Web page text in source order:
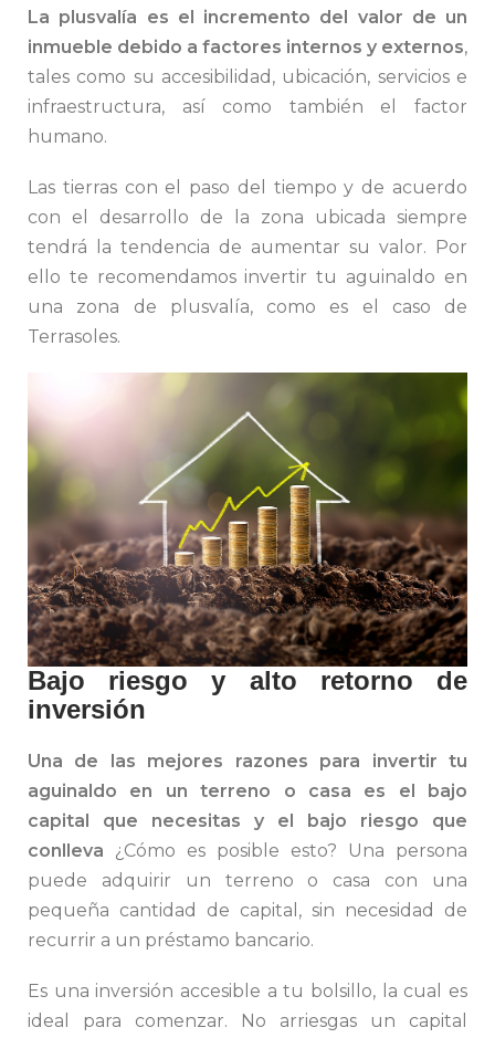
La plusvalía es el incremento del valor de un
inmueble debido a factores internos y externos,
tales como su accesibilidad, ubicación, servicios e
infraestructura, así como también el factor
humano.
Las tierras con el paso del tiempo y de acuerdo
con el desarrollo de la zona ubicada siempre
tendrá la tendencia de aumentar su valor. Por
ello te recomendamos invertir tu aguinaldo en
una zona de plusvalía, como es el caso de
Terrasoles.
Bajo riesgo y alto retorno de
inversión
Una de las mejores razones para invertir tu
aguinaldo en un terreno o casa es el bajo
capital que necesitas y el bajo riesgo que
conlleva ¿Cómo es posible esto? Una persona
puede adquirir un terreno o casa con una
pequeña cantidad de capital, sin necesidad de
recurrir a un préstamo bancario.
Es una inversión accesible a tu bolsillo, la cual es
ideal para comenzar. No arriesgas un capital